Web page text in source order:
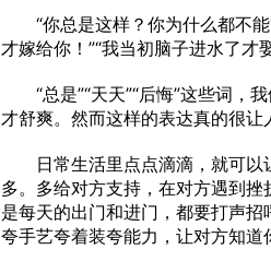
“你总是这样？你为什么都不能
才嫁给你！”“我当初脑子进水了才
“总是”“天天”“后悔”这些词，
才舒爽。然而这样的表达真的很让
日常生活里点点滴滴，就可以
多。多给对方支持，在对方遇到
是每天的出门和进门，都要打声
夸手艺夸着装夸能力，让对方知道